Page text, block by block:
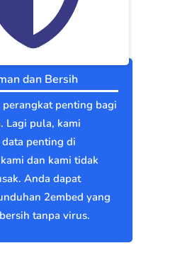
dan Bersih
perangkat penting bagi
Lagi pula, kami
penting di
dan kami tidak
Anda dapat
2embed yang
tanpa virus.